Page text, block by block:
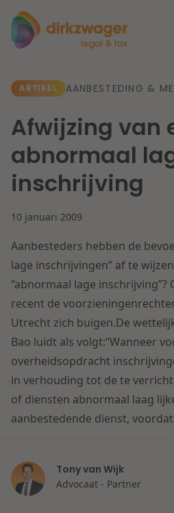
Expertises
Fiscaal
Arbeid & Pensioen
IE & Innovatie
Herstructurering &
Energie
Zorg & Sociaal domein
Vastgoed
Lees meer
Dichtbij een
Lees meer
Dichtbij de kansen en
woningbouw
Lees meer
Artikelen
Klantcases
Events
Specialisten
Over ons
Over Dirkzwager
Internationale partners
Nieuws
Werken bij
Contact
Nederlands
ARTIKEL AANBESTEDING &
Afwijzing van
abnormaal
inschrijving
10 januari 2009
Aanbesteders hebben de
lage inschrijvingen” af te
“abnormaal lage inschrijving”?
recent de
Utrecht zich buigen.De
Bao luidt als volgt:“Wanneer
overheidsopdracht
in verhouding tot de te
of diensten abnormaal laag
aanbestedende dienst,
Tony van Wijk
Advocaat - Partner